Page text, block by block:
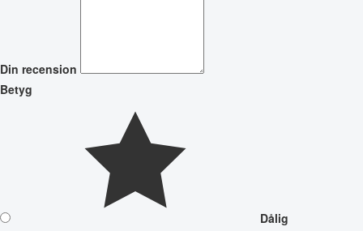
Din recension
Betyg
Dålig